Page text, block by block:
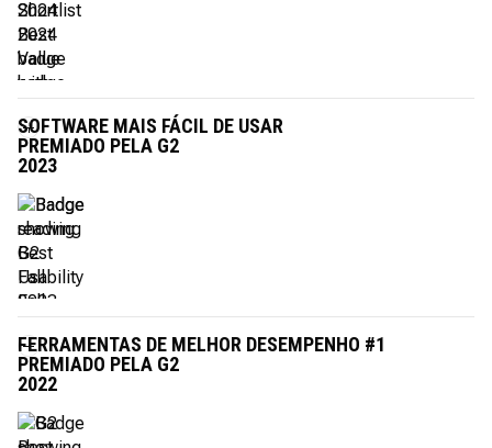
SOFTWARE MAIS FÁCIL DE USAR
PREMIADO PELA G2
2023
FERRAMENTAS DE MELHOR DESEMPENHO #1
PREMIADO PELA G2
2022